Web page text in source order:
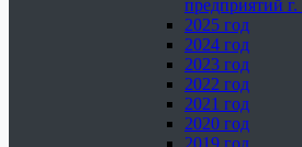
предприятий
2025 год
2024 год
2023 год
2022 год
2021 год
2020 год
2019 год